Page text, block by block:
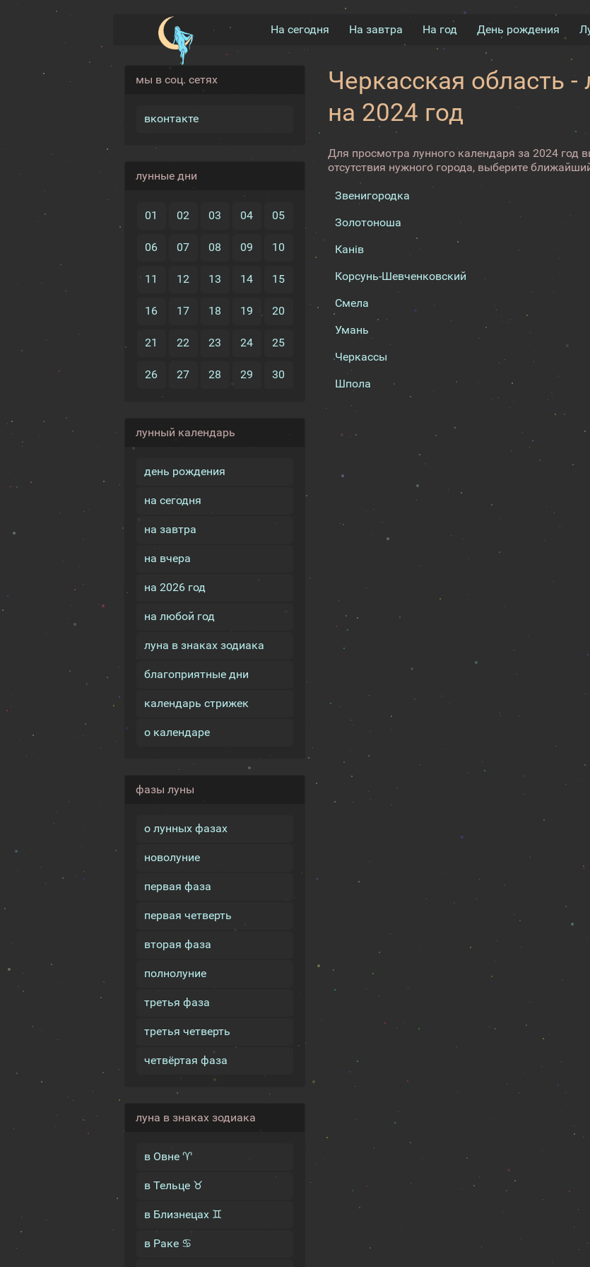
На сегодня На завтра На год День рождения
мы в соц. сетях
вконтакте
лунные дни
01 02 03 04 05
06 07 08 09 10
11 12 13 14 15
16 17 18 19 20
21 22 23 24 25
26 27 28 29 30
лунный календарь
день рождения
на сегодня
на завтра
на вчера
на 2026 год
на любой год
луна в знаках зодиака
благоприятные дни
календарь стрижек
о календаре
фазы луны
о лунных фазах
новолуние
первая фаза
первая четверть
вторая фаза
полнолуние
третья фаза
третья четверть
четвёртая фаза
луна в знаках зодиака
в Овне ♈
в Тельце ♉
в Близнецах ♊
в Раке ♋
Черкасская область
на 2024 год
Для просмотра лунного календаря за 2024 год
отсутствия нужного города, выберите
Звенигородка
Золотоноша
Канів
Корсунь-Шевченковский
Смела
Умань
Черкассы
Шпола